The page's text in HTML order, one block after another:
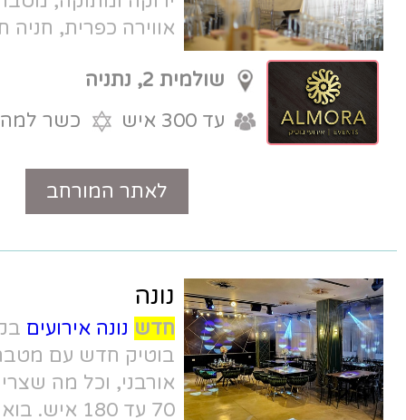
אווירה כפרית, חניה חופשית, וגישה
מהירה מכביש החוף.
שולמית 2, נתניה
כשר למהדרין
טלפון
נונה
חדש נונה אירועיםבקדימה צורן - אולם
בוטיק חדש עם מטבח שף, חניה, עיצוב
אורבני, וכל מה שצריך לאירוע מרגש. מ-
70 עד 180 איש. בואו להכיר.